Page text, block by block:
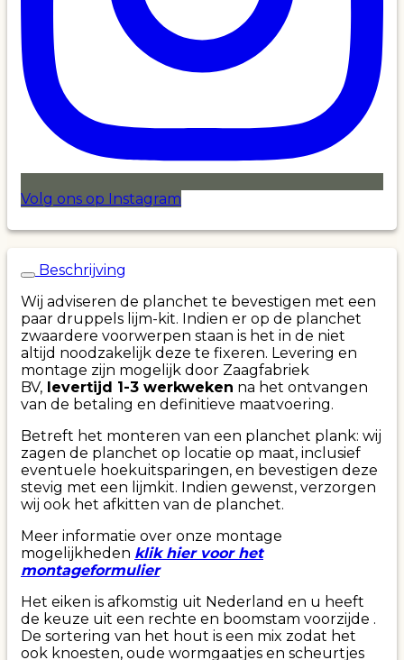
Volg ons op Instagram
Beschrijving
Wij adviseren de planchet te bevestigen met een
paar druppels lijm-kit. Indien er op de planchet
zwaardere voorwerpen staan is het in de niet
altijd noodzakelijk deze te fixeren. Levering en
montage zijn mogelijk door Zaagfabriek
BV, levertijd 1-3 werkweken na het ontvangen
van de betaling en definitieve maatvoering.
Betreft het monteren van een planchet plank: wij
zagen de planchet op locatie op maat, inclusief
eventuele hoekuitsparingen, en bevestigen deze
stevig met een lijmkit. Indien gewenst, verzorgen
wij ook het afkitten van de planchet.
Meer informatie over onze montage
mogelijkheden klik hier voor het
montageformulier
Het eiken is afkomstig uit Nederland en u heeft
de keuze uit een rechte en boomstam voorzijde .
De sortering van het hout is een mix zodat het
ook knoesten, oude wormgaatjes en scheurtjes